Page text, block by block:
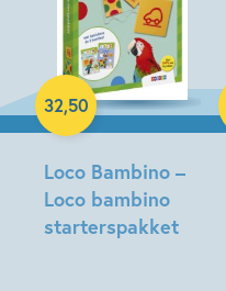
Loco Bambino –
Loco bambino
starterspakket
32,50
Paperback